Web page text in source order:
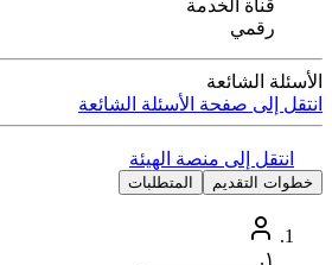
قناة الخدمة
رقمي
الأسئلة الشائعة
انتقل إلى صفحة الأسئلة الشائعة
انتقل إلى منصة الهيئة
خطوات التقديم المتطلبات
١.